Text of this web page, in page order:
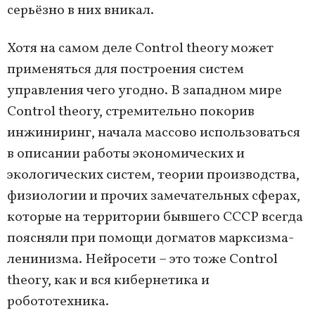
серьёзно в них вникал.
Хотя на самом деле Control theory может
применяться для построения систем
управления чего угодно. В западном мире
Control theory, стремительно покорив
инжиниринг, начала массово использоваться
в описании работы экономических и
экологических систем, теории производства,
физиологии и прочих замечательных сферах,
которые на территории бывшего СССР всегда
поясняли при помощи догматов марксизма-
ленинизма. Нейросети – это тоже Control
theory, как и вся кибернетика и
робототехника.